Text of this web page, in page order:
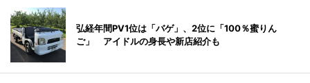
弘経年間PV1位は「バゲ」、2位に「100％蜜りん
ご」 アイドルの身長や新店紹介も